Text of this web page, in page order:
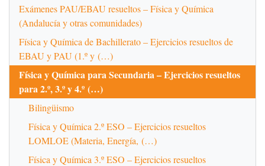
Exámenes PAU/EBAU resueltos – Física y Química
(Andalucía y otras comunidades)
Física y Química de Bachillerato – Ejercicios resueltos de
EBAU y PAU (1.º y (…)
Física y Química para Secundaria – Ejercicios resueltos
para 2.º, 3.º y 4.º (…)
Bilingüismo
Física y Química 2.º ESO – Ejercicios resueltos
LOMLOE (Materia, Energía, (…)
Física y Química 3.º ESO – Ejercicios resueltos